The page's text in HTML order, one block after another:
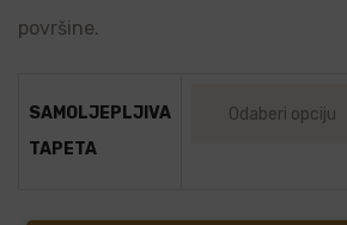
površine.
SAMOLJEPLJIVA
TAPETA